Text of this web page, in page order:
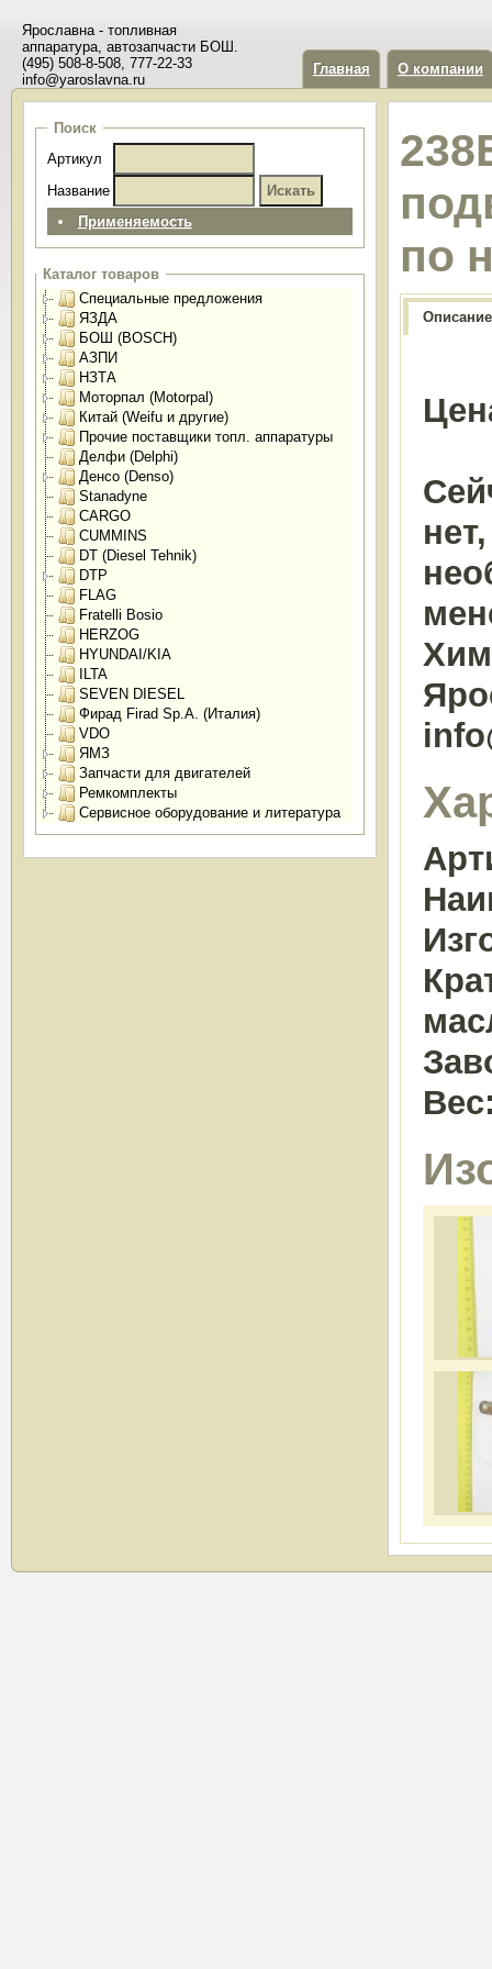
Ярославна - топливная
аппаратура, автозапчасти БОШ.
(495) 508-8-508, 777-22-33
info@yaroslavna.ru
Главная О компании
Поиск
Артикул
Название
Применяемость
Каталог товаров
Специальные предложения
ЯЗДА
БОШ (BOSCH)
АЗПИ
НЗТА
Моторпал (Motorpal)
Китай (Weifu и другие)
Прочие поставщики топл. аппаратуры
Делфи (Delphi)
Денсо (Denso)
Stanadyne
CARGO
CUMMINS
DT (Diesel Tehnik)
DTP
FLAG
Fratelli Bosio
HERZOG
HYUNDAI/KIA
ILTA
SEVEN DIESEL
Фирад Firad Sp.A. (Италия)
VDO
ЯМЗ
Запчасти для двигателей
Ремкомплекты
Сервисное оборудование и литература
по
Описание